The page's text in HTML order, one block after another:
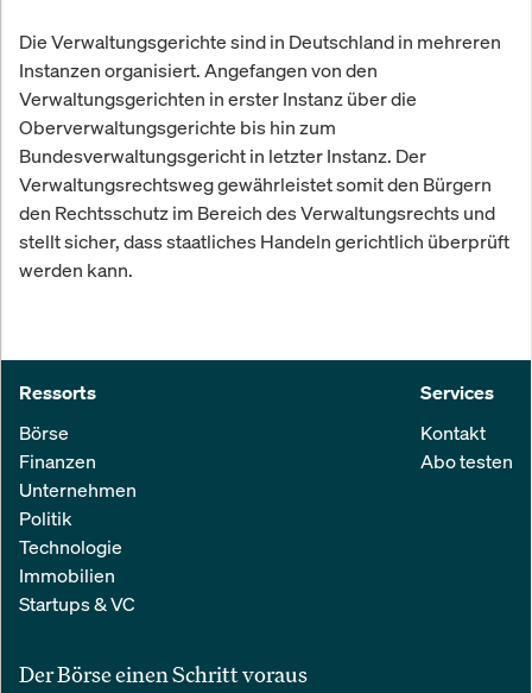
Die Verwaltungsgerichte sind in Deutschland in mehreren
Instanzen organisiert. Angefangen von den
Verwaltungsgerichten in erster Instanz über die
Oberverwaltungsgerichte bis hin zum
Bundesverwaltungsgericht in letzter Instanz. Der
Verwaltungsrechtsweg gewährleistet somit den Bürgern
den Rechtsschutz im Bereich des Verwaltungsrechts und
stellt sicher, dass staatliches Handeln gerichtlich überprüft
werden kann.
Ressorts
Börse
Finanzen
Unternehmen
Politik
Technologie
Immobilien
Startups & VC
Services
Kontakt
Abo testen
Der Börse einen Schritt voraus